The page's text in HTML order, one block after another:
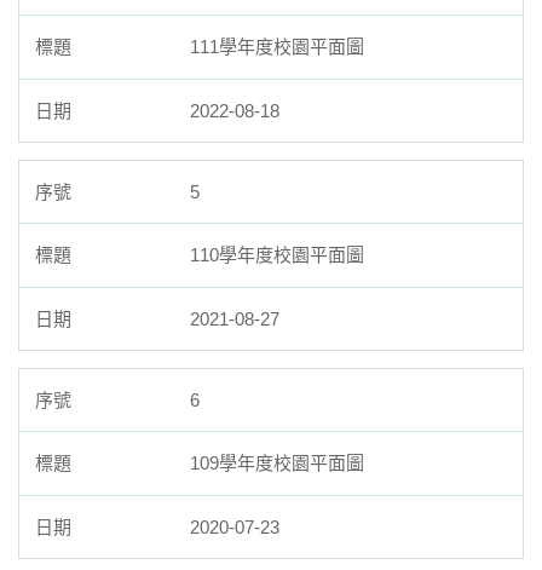
111學年度校園平面圖
2022-08-18
5
110學年度校園平面圖
2021-08-27
6
109學年度校園平面圖
2020-07-23